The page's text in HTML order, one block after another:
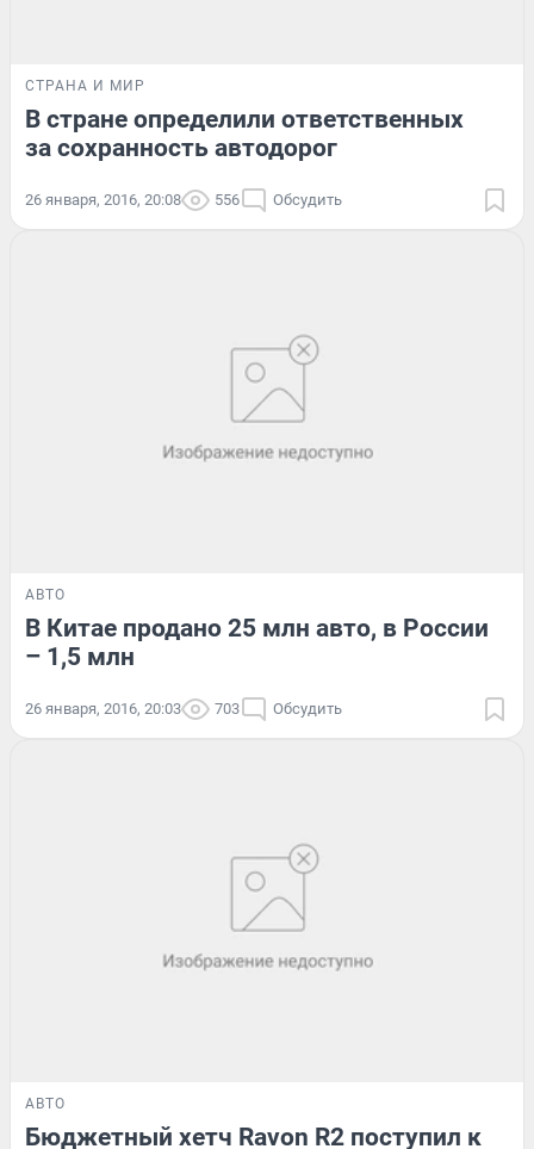
СТРАНА И МИР
В стране определили ответственных
за сохранность автодорог
26 января, 2016, 20:08 556 Обсудить
АВТО
В Китае продано 25 млн авто, в России
– 1,5 млн
26 января, 2016, 20:03 703 Обсудить
АВТО
Бюджетный хетч Ravon R2 поступил к